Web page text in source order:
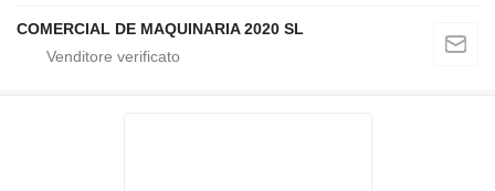
COMERCIAL DE MAQUINARIA 2020 SL